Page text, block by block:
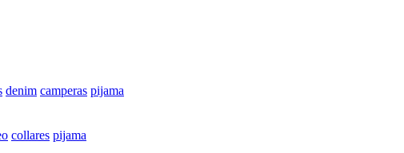
denim camperas pijama
collares pijama